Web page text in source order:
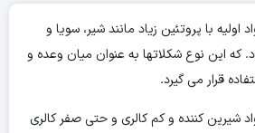
اولیه با پروتئین زیاد مانند شیر، سویا و
این نوع شکلاتها به عنوان میان وعده و
قرار می گیرد.
شیرین کننده و کم کالری و حتی صفر کالری